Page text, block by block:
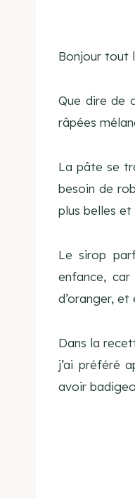
Bonjour tout
Que dire de
râpées
La pâte se
besoin de
plus belles et
Le sirop
enfance,
d’oranger, et
Dans la
j’ai préféré
avoir